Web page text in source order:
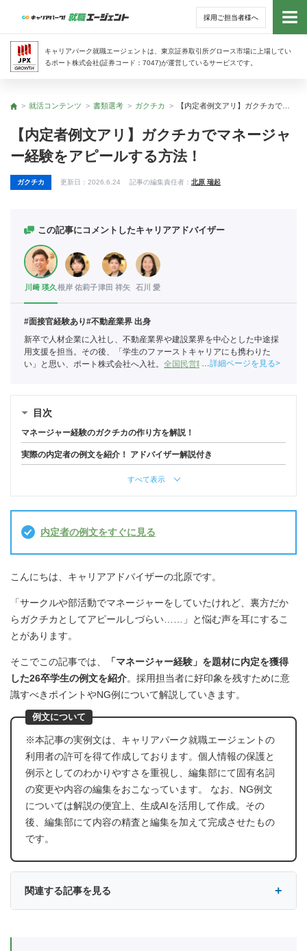
採用ご担当者様へ
キャリアパーク就職エージェントは、東京証券取引所グロース市場に上場してい
るポート株式会社(証券コード：7047)が運営しているサービスです。
トッ
トップ
就活コンテンツ 書類選考 ガクチカ
【内定者例文アリ】ガクチカでマネージャ
ー経験をアピールする方法！
ガクチカ 更新日： 2026.6.24 記事の編集責任者： 北原 瑞起
この記事にコメントしたキャリアアドバイザー
川﨑 瑛久 根岸 佑莉子津田 祥矢 石川 愛
#面接官経験あり#不動産業界 出身
新卒で人材企業に入社し、不動産業界や建設業界を中心とした中途採
用支援を担当。その後、「学生のファーストキャリアにも携わりた
い」と思い、ポート株式会社へ入社。 全国民営職業紹介事業協会職業
詳細ページを見る
目次
マネージャー経験のガクチカの作り方を解説！
実際の内定者の例文を紹介！ アドバイザー解説付き
すべて表示
内定者の例文をすぐに見る
こんにちは、キャリアアドバイザーの北原です。
「サークルや部活動でマネージャーをしていたけれど、裏方だか
らガクチカとしてアピールしづらい……」と悩む声を耳にするこ
とがあります。
そこでこの記事では、
「マネージャー経験」を題材に内定を獲得
した26卒学生の例文を紹介。採用担当者に好印象を残すために意
識すべきポイントやNG例について解説していきます。
例文について
※本記事の実例文は、キャリアパーク就職エージェントの
利用者の許可を得て作成しております。個人情報の保護と
例示としてのわかりやすさを重視し、編集部にて固有名詞
の変更や内容の編集をおこなっています。 なお、NG例文
については解説の便宜上、生成AIを活用して作成。その
後、編集部にて内容の精査と編集を加えて完成させたもの
です。
関連する記事を見る